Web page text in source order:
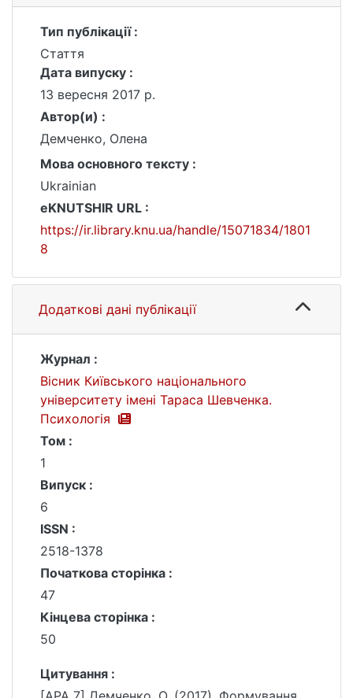
Тип публікації :
Стаття
Дата випуску :
13 вересня 2017 р.
Автор(и) :
Демченко, Олена
Мова основного тексту :
Ukrainian
eKNUTSHIR URL :
https://ir.library.knu.ua/handle/15071834/1801
8
Додаткові дані публікації
Журнал :
Вісник Київського національного
університету імені Тараса Шевченка.
Психологія
Том :
1
Випуск :
6
ISSN :
2518-1378
Початкова сторінка :
47
Кінцева сторінка :
50
Цитування :